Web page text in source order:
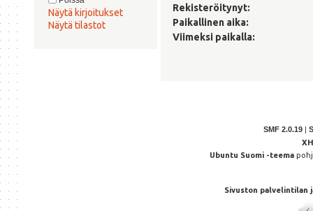
Näytä kirjoitukset
Näytä tilastot
Rekisteröitynyt:
Paikallinen aika:
Viimeksi paikalla:
SMF 2.0.19 |
Ubuntu Suomi -teema
Sivuston palvelintilan